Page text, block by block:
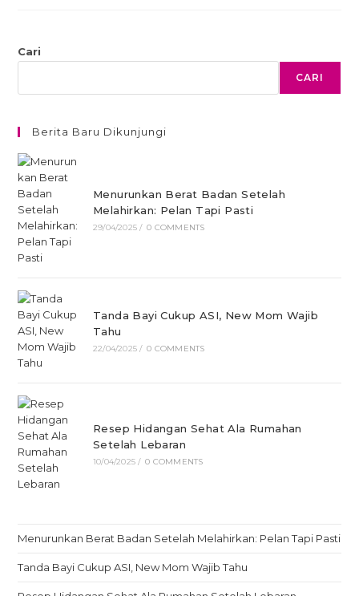
Cari
CARI
Berita Baru Dikunjungi
Menurunkan Berat Badan Setelah
Melahirkan: Pelan Tapi Pasti
29/04/2025 / 0 COMMENTS
Tanda Bayi Cukup ASI, New Mom Wajib
Tahu
22/04/2025 / 0 COMMENTS
Resep Hidangan Sehat Ala Rumahan
Setelah Lebaran
10/04/2025 / 0 COMMENTS
Menurunkan Berat Badan Setelah Melahirkan: Pelan Tapi Pasti
Tanda Bayi Cukup ASI, New Mom Wajib Tahu